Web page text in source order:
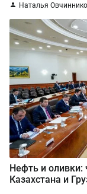
Наталья
Нефть и
Казахстана и